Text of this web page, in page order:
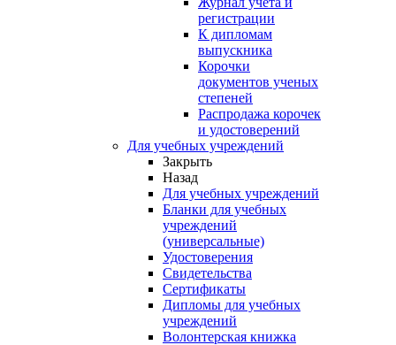
регистрации
К дипломам
выпускника
Корочки
документов ученых
степеней
Распродажа корочек
и удостоверений
Для учебных учреждений
Закрыть
Назад
Для учебных учреждений
Бланки для учебных
учреждений
(универсальные)
Удостоверения
Свидетельства
Сертификаты
Дипломы для учебных
учреждений
Волонтерская книжка